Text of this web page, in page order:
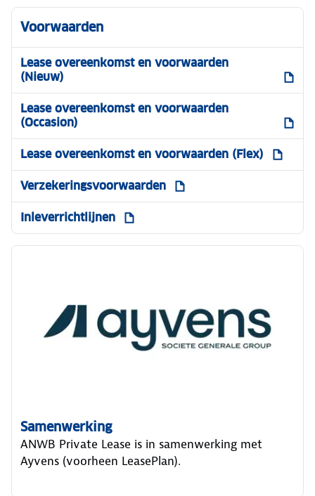
Voorwaarden
Lease overeenkomst en voorwaarden
(Nieuw)
Lease overeenkomst en voorwaarden
(Occasion)
Lease overeenkomst en voorwaarden (Flex)
Verzekeringsvoorwaarden
Inleverrichtlijnen
Samenwerking
ANWB Private Lease is in samenwerking met
Ayvens (voorheen LeasePlan).